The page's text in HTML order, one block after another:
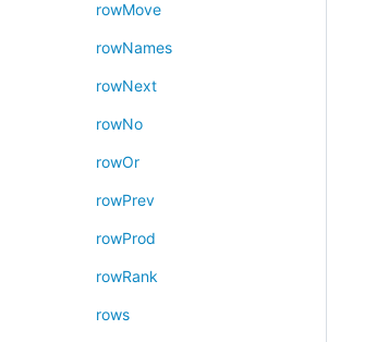
rowMove
rowNames
rowNext
rowNo
rowOr
rowPrev
rowProd
rowRank
rows